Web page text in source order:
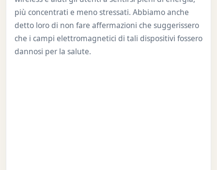
più concentrati e meno stressati. Abbiamo anche
detto loro di non fare affermazioni che suggerissero
che i campi elettromagnetici di tali dispositivi fossero
dannosi per la salute.